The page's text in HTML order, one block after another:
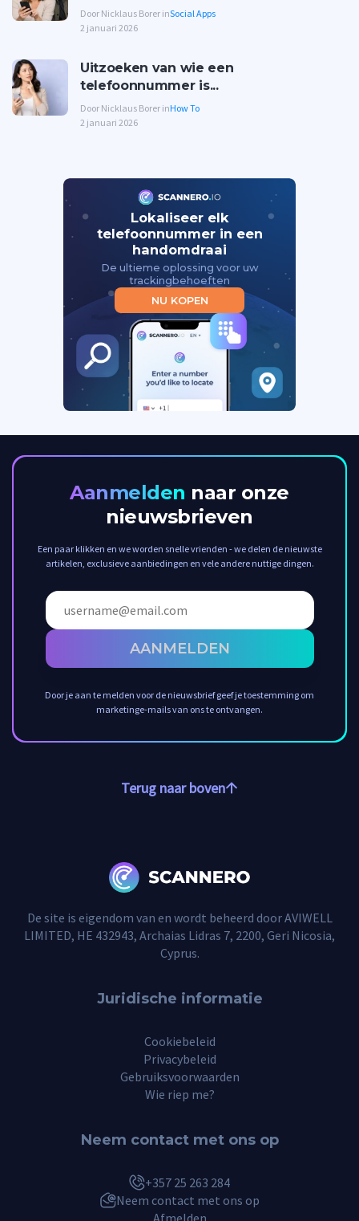
Door Nicklaus Borer inSocial Apps
2 januari 2026
Uitzoeken van wie een
telefoonnummer is...
Door Nicklaus Borer inHow To
2 januari 2026
Lokaliseer elk
telefoonnummer in een
handomdraai
De ultieme oplossing voor uw
trackingbehoeften
NU KOPEN
Aanmelden naar onze
nieuwsbrieven
Een paar klikken en we worden snelle vrienden - we delen de nieuwste
artikelen, exclusieve aanbiedingen en vele andere nuttige dingen.
AANMELDEN
Door je aan te melden voor de nieuwsbrief geef je toestemming om
marketinge-mails van ons te ontvangen.
Terug naar boven
De site is eigendom van en wordt beheerd door AVIWELL
LIMITED, HE 432943, Archaias Lidras 7, 2200, Geri Nicosia,
Cyprus.
Juridische informatie
Cookiebeleid
Privacybeleid
Gebruiksvoorwaarden
Wie riep me?
Neem contact met ons op
+357 25 263 284
Neem contact met ons op
Afmelden